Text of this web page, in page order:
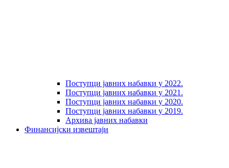
Поступци јавних набавки у 2022.
Поступци јавних набавки у 2021.
Поступци јавних набавки у 2020.
Поступци јавних набавки у 2019.
Архива јавних набавки
Финансијски извештаји